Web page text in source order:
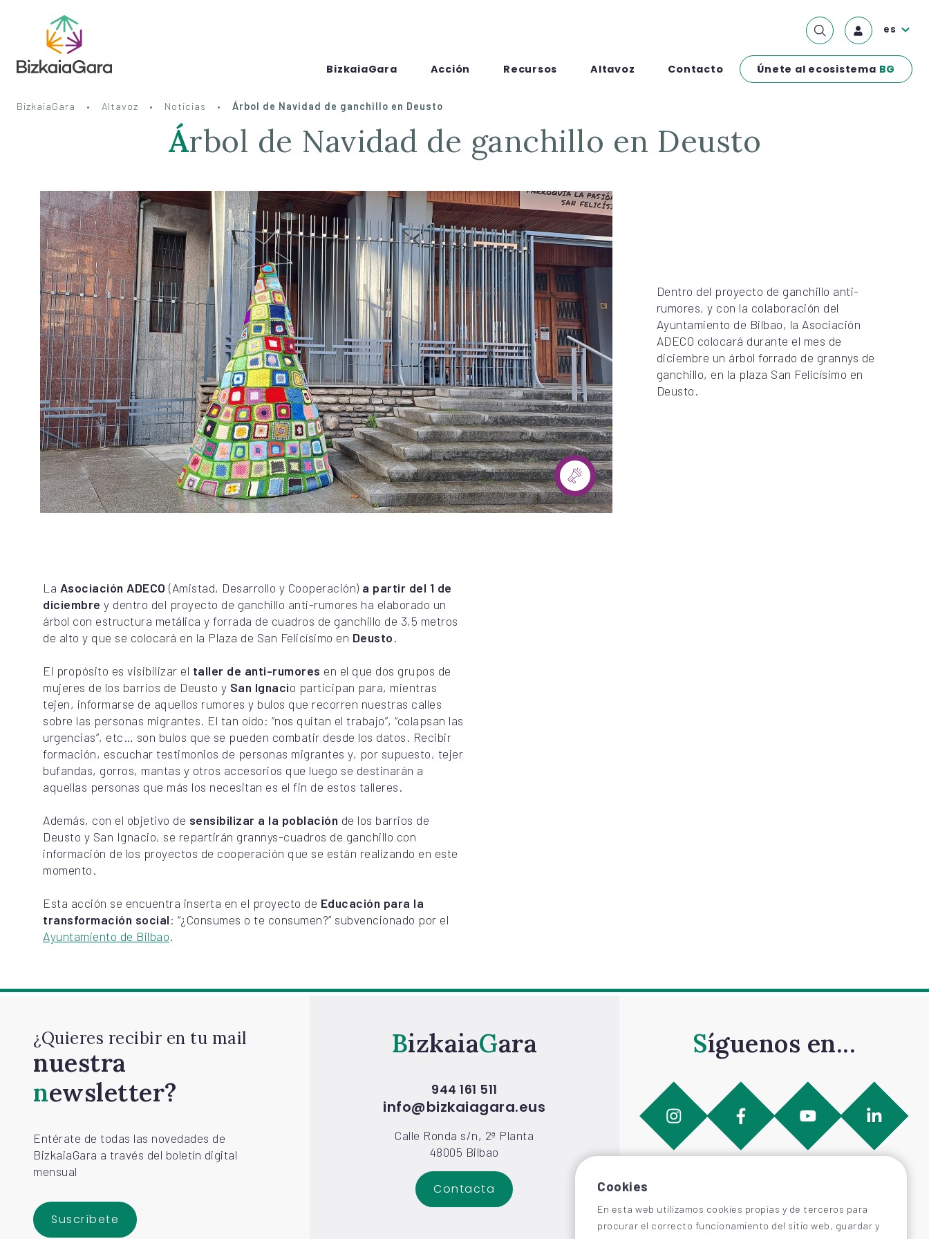
BizkaiaGara Acción Recursos Altavoz Contacto Únete al ecosistema BG
es
BizkaiaGara Altavoz Noticias Árbol de Navidad de ganchillo en Deusto
Árbol de Navidad de ganchillo en Deusto
Dentro del proyecto de ganchillo anti-
rumores, y con la colaboración del
Ayuntamiento de Bilbao, la Asociación
ADECO colocará durante el mes de
diciembre un árbol forrado de grannys de
ganchillo, en la plaza San Felicísimo en
Deusto.
La Asociación ADECO (Amistad, Desarrollo y Cooperación) a partir del 1 de
diciembre y dentro del proyecto de ganchillo anti-rumores ha elaborado un
árbol con estructura metálica y forrada de cuadros de ganchillo de 3,5 metros
de alto y que se colocará en la Plaza de San Felicísimo en Deusto.
El propósito es visibilizar el taller de anti-rumores en el que dos grupos de
mujeres de los barrios de Deusto y San Ignacio participan para, mientras
tejen, informarse de aquellos rumores y bulos que recorren nuestras calles
sobre las personas migrantes. El tan oído: “nos quitan el trabajo”, “colapsan las
urgencias”, etc… son bulos que se pueden combatir desde los datos. Recibir
formación, escuchar testimonios de personas migrantes y, por supuesto, tejer
bufandas, gorros, mantas y otros accesorios que luego se destinarán a
aquellas personas que más los necesitan es el fin de estos talleres.
Además, con el objetivo de sensibilizar a la población de los barrios de
Deusto y San Ignacio, se repartirán grannys-cuadros de ganchillo con
información de los proyectos de cooperación que se están realizando en este
momento.
Esta acción se encuentra inserta en el proyecto de Educación para la
transformación social: “¿Consumes o te consumen?” subvencionado por el
Ayuntamiento de Bilbao.
¿Quieres recibir en tu mail
nuestra
newsletter?
Entérate de todas las novedades de
BizkaiaGara a través del boletín digital
mensual
Suscríbete
Bizkaia Gara
944 161 511
info@bizkaiagara.eus
Calle Ronda s/n, 2ª Planta
48005 Bilbao
Contacta
Síguenos en...
Cookies
En esta web utilizamos cookies propias y de terceros para
procurar el correcto funcionamiento del sitio web, guardar y